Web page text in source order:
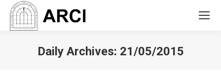
Daily Archives: 21/05/2015